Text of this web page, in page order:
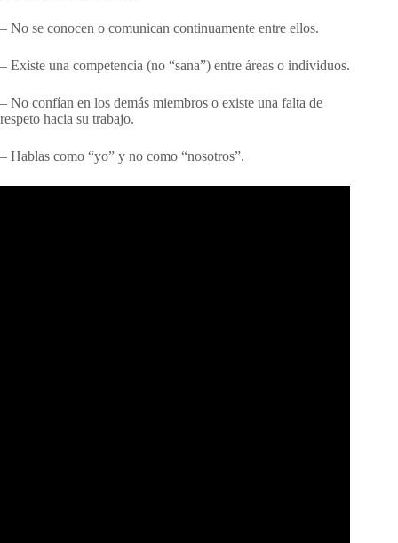
– No se conocen o comunican continuamente entre ellos.
– Existe una competencia (no “sana”) entre áreas o individuos.
– No confían en los demás miembros o existe una falta de
respeto hacia su trabajo.
– Hablas como “yo” y no como “nosotros”.